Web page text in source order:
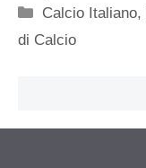
Categorie
Calcio Italiano,
di Calcio